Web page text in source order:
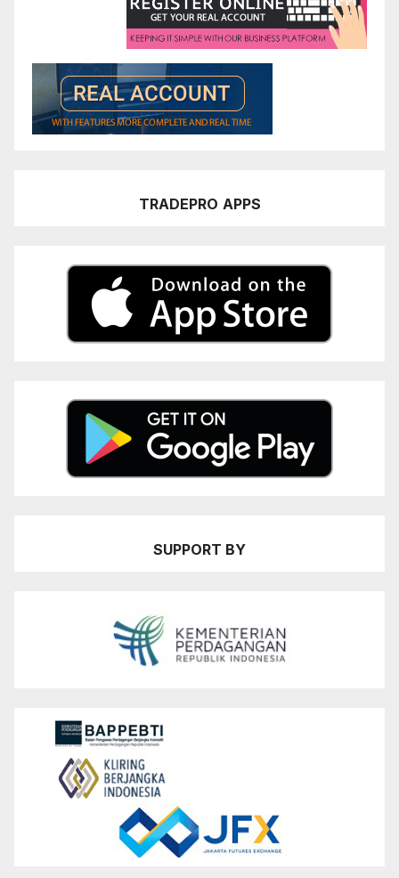
TRADEPRO APPS
SUPPORT BY